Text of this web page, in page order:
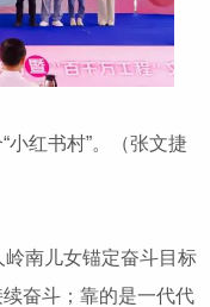
小红书村”。（张文捷
南儿女锚定奋斗目标
奋斗；靠的是一代代